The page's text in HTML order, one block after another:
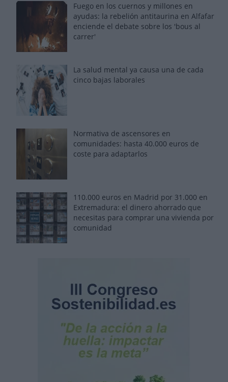
Fuego en los cuernos y millones en
ayudas: la rebelión antitaurina en Alfafar
enciende el debate sobre los 'bous al
carrer'
La salud mental ya causa una de cada
cinco bajas laborales
Normativa de ascensores en
comunidades: hasta 40.000 euros de
coste para adaptarlos
110.000 euros en Madrid por 31.000 en
Extremadura: el dinero ahorrado que
necesitas para comprar una vivienda por
comunidad